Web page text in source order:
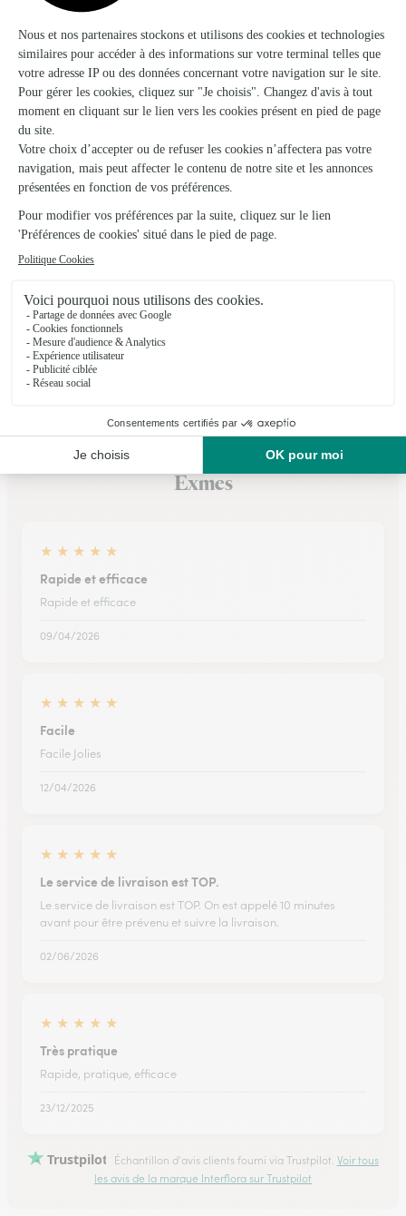
★★
4.5 (171)
Voir la boutique
O Mille et Une Fleur
★★ ★★★5 (26)
65, rue Aristide Briand
Voir la boutique
Ils ont fait livrer des fleurs ou une plante à
Exmes
★ ★ ★ ★ ★
Rapide et efficace
Rapide et efficace
09/04/2026
★ ★ ★ ★ ★
Facile
Facile Jolies
12/04/2026
★ ★ ★ ★ ★
Le service de livraison est TOP.
Le service de livraison est TOP. On est appelé 10 minutes
avant pour être prévenu et suivre la livraison.
02/06/2026
★ ★ ★ ★ ★
Très pratique
Rapide, pratique, efficace
23/12/2025
Trustpilot Échantillon d'avis clients fourni via Trustpilot. Voir tous
les avis de la marque Interflora sur Trustpilot